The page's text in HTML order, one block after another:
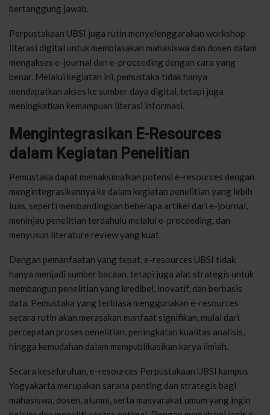
bertanggung jawab.
Perpustakaan UBSI juga rutin menyelenggarakan workshop
literasi digital untuk membiasakan mahasiswa dan dosen dalam
mengakses e-journal dan e-proceeding dengan cara yang
benar. Melalui kegiatan ini, pemustaka tidak hanya
mendapatkan akses ke sumber daya digital, tetapi juga
meningkatkan kemampuan literasi informasi.
Mengintegrasikan E-Resources
dalam Kegiatan Penelitian
Pemustaka dapat memaksimalkan potensi e-resources dengan
mengintegrasikannya ke dalam kegiatan penelitian yang lebih
luas, seperti membandingkan beberapa artikel dari e-journal,
meninjau penelitian terdahulu melalui e-proceeding, dan
menyusun literature review yang kuat.
Dengan pemanfaatan yang tepat, e-resources UBSI tidak
hanya menjadi sumber bacaan, tetapi juga alat strategis untuk
membangun penelitian yang kredibel, inovatif, dan berbasis
data. Pemustaka yang terbiasa menggunakan e-resources
secara rutin akan merasakan manfaat signifikan, mulai dari
percepatan proses penelitian, peningkatan kualitas analisis,
hingga kemudahan dalam mempublikasikan karya ilmiah.
Secara keseluruhan, e-resources Perpustakaan UBSI kampus
Yogyakarta merupakan sarana penting dan strategis bagi
mahasiswa, dosen, alumni, serta masyarakat umum yang ingin